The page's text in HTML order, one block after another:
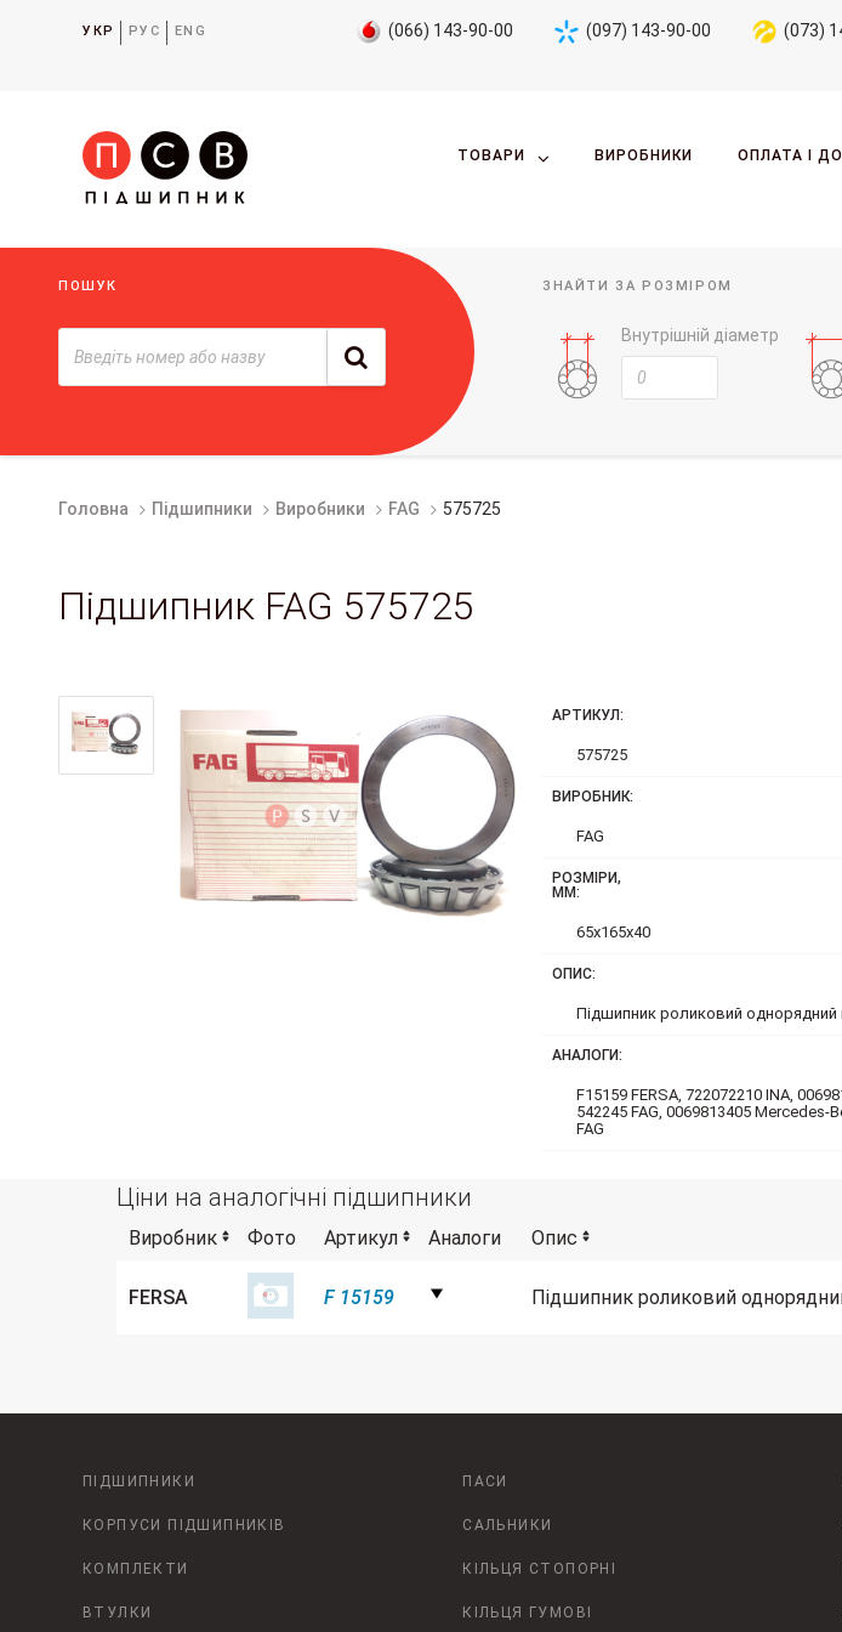
УКР РУС ENG (066) 143-90-00 (097) 143-90-00 (073)
ТОВАРИ ВИРОБНИКИ ОПЛАТА І
ПОШУК ЗНАЙТИ ЗА РОЗМІРОМ
Внутрішній діаметр
Головна Підшипники Виробники FAG 575725
Підшипник FAG 575725
АРТИКУЛ:
575725
ВИРОБНИК:
FAG
РОЗМІРИ,
ММ:
65x165x40
ОПИС:
Підшипник роликовий однорядний
АНАЛОГИ:
F15159 FERSA, 722072210 INA,
542245 FAG, 0069813405 Mercedes-
FAG
Ціни на аналогічні підшипники
Виробник Фото Артикул Аналоги Опис
FERSA F 15159 Підшипник роликовий
ПІДШИПНИКИ
КОРПУСИ ПІДШИПНИКІВ
КОМПЛЕКТИ
ВТУЛКИ
ПАСИ
САЛЬНИКИ
КІЛЬЦЯ СТОПОРНІ
КІЛЬЦЯ ГУМОВІ